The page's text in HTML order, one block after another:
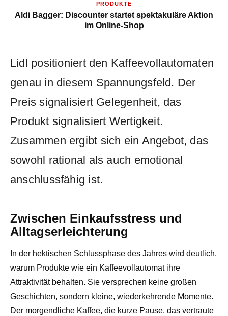
PRODUKTE
Aldi Bagger: Discounter startet spektakuläre Aktion
im Online-Shop
Lidl positioniert den Kaffeevollautomaten
genau in diesem Spannungsfeld. Der
Preis signalisiert Gelegenheit, das
Produkt signalisiert Wertigkeit.
Zusammen ergibt sich ein Angebot, das
sowohl rational als auch emotional
anschlussfähig ist.
Zwischen Einkaufsstress und
Alltagserleichterung
In der hektischen Schlussphase des Jahres wird deutlich,
warum Produkte wie ein Kaffeevollautomat ihre
Attraktivität behalten. Sie versprechen keine großen
Geschichten, sondern kleine, wiederkehrende Momente.
Der morgendliche Kaffee, die kurze Pause, das vertraute